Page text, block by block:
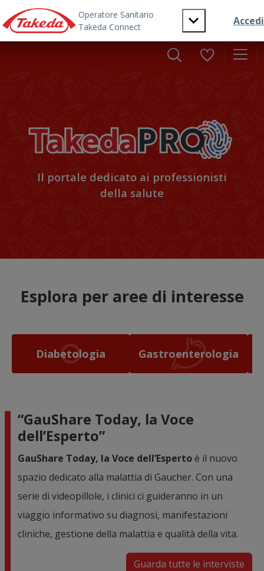
Skip to main content
Il portale dedicato ai professionisti
della salute
Esplora per aree di interesse
Diabetologia Gastroenterologia
“GauShare Today, la Voce
dell’Esperto”
GauShare Today, la Voce dell’Espertoè il nuovo
spazio dedicato alla malattia di Gaucher. Con una
serie di videopillole, i clinici ci guideranno in un
viaggio informativo su diagnosi, manifestazioni
cliniche, gestione della malattia e qualità della vita.
Guarda tutte le interviste